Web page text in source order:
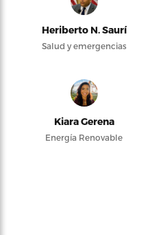
Heriberto N. Saurí
Salud y emergencias
Kiara Gerena
Energía Renovable